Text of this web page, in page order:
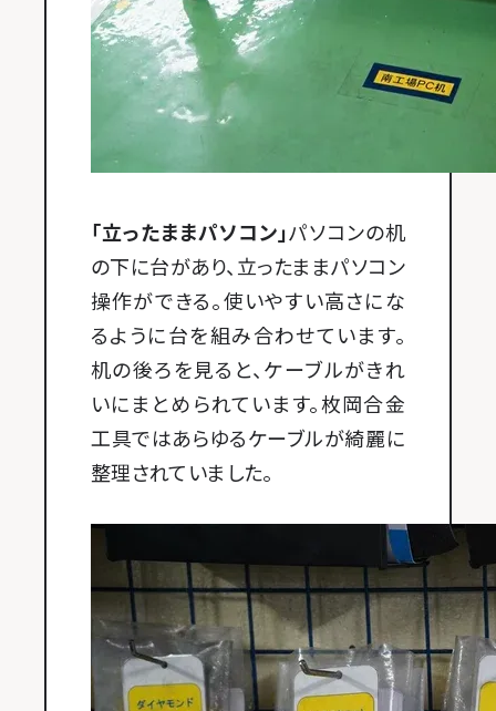
「立ったままパソコン」パソコンの机
の下に台があり、立ったままパソコン
操作ができる。使いやすい高さにな
るように台を組み合わせています。
机の後ろを見ると、ケーブルがきれ
いにまとめられています。枚岡合金
工具ではあらゆるケーブルが綺麗に
整理されていました。